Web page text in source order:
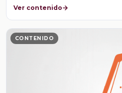
Ver contenido
CONTENIDO